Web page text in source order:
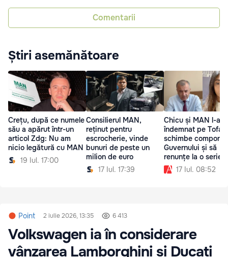
Comentarii
Știri asemănătoare
Crețu, după ce numele
său a apărut într-un
articol Zdg: Nu am
nicio legătură cu MAN
19 Iul. 17:00
Consilierul MAN,
reținut pentru
escrocherie, vinde
bunuri de peste un
milion de euro
17 Iul. 17:39
Chicu și MAN l-au
îndemnat pe Tofan
schimbe
Guvernului și să
renunțe la o serie
reforme17 Iul. 08:52
Point 2 iulie 2026, 13:35 6 413
Volkswagen ia în considerare
vânzarea Lamborghini și Ducati